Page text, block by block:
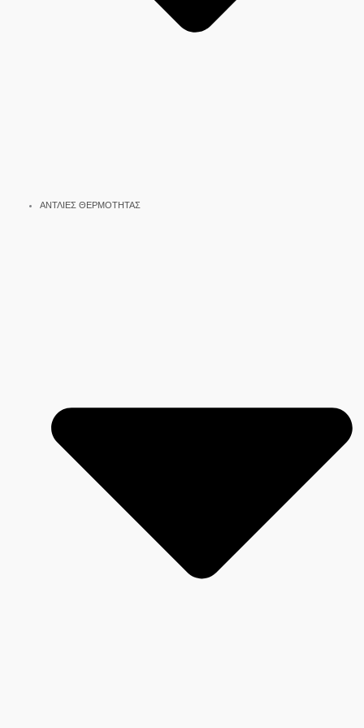
ΑΝΤΛΙΕΣ ΘΕΡΜΟΤΗΤΑΣ